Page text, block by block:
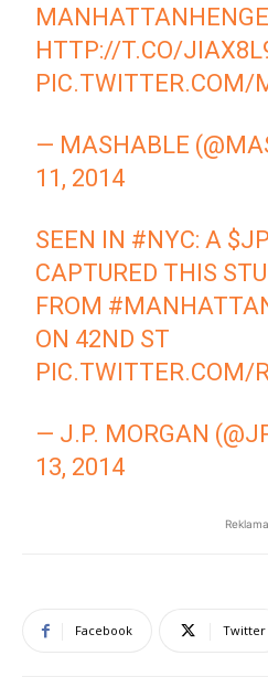
HTTP://T.CO/
PIC.TWITTER.COM/
— MASHABLE
11, 2014
SEEN IN #NYC: A
CAPTURED THIS
FROM
ON 42ND ST
PIC.TWITTER.COM/
— J.P. MORGAN
13, 2014
Reklama
Facebook Twitter